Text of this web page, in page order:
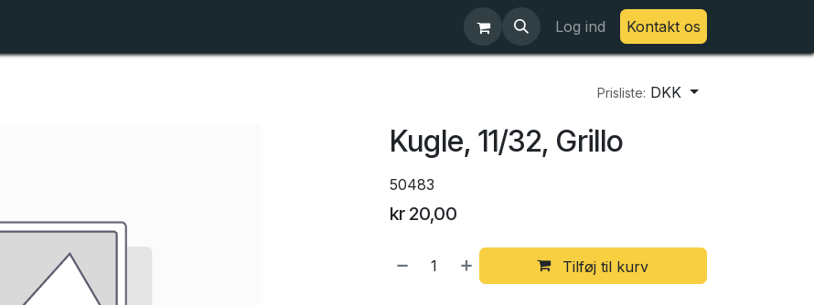
Log ind Kontakt os
Prisliste: DKK
Kugle, 11/32, Grillo
50483
kr 20,00
Tilføj til kurv